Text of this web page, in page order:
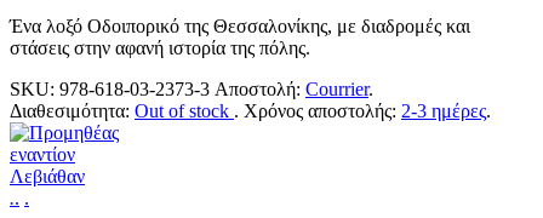
Ένα λοξό Οδοιπορικό της Θεσσαλονίκης, με διαδρομές και
στάσεις στην αφανή ιστορία της πόλης.
SKU: 978-618-03-2373-3 Αποστολή: Courrier.
Διαθεσιμότητα: Out of stock . Χρόνος αποστολής: 2-3 ημέρες.
.. .